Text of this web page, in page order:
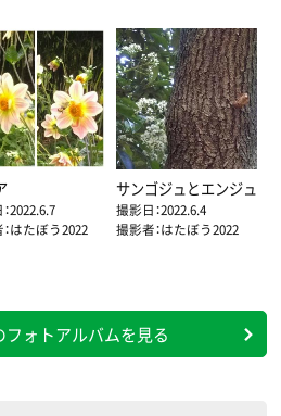
2022.6.7
はたぼう2022
サンゴジュとエンジュ
撮影日：2022.6.4
撮影者：はたぼう2022
フォトアルバムを見る